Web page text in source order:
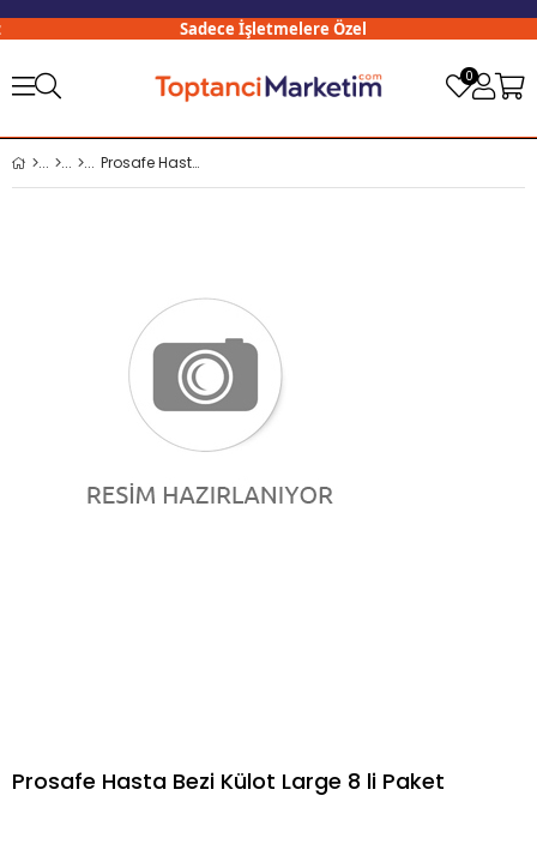
Sadece İşletmelere Özel
0
Prosafe Hasta Bezi Külot Large 8 li Paket
Prosafe Hasta Bezi Külot Large 8 li Paket